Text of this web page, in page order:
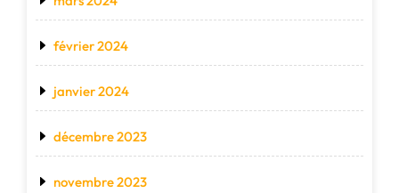
février 2024
janvier 2024
décembre 2023
novembre 2023